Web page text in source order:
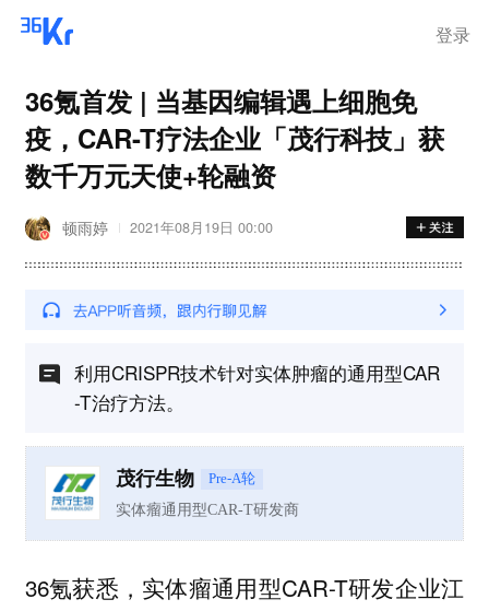
登录
36氪首发 | 当基因编辑遇上细胞免
疫，CAR-T疗法企业「茂行科技」获
数千万元天使+轮融资
顿雨婷 2021年08月19日 00:00
利用CRISPR技术针对实体肿瘤的通用型CAR
-T治疗方法。
茂行生物 Pre-A轮
实体瘤通用型CAR-T研发商
36氪获悉，实体瘤通用型CAR-T研发企业江